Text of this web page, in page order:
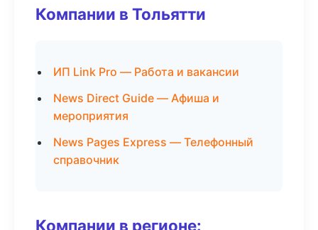
Компании в Тольятти
ИП Link Pro — Работа и вакансии
News Direct Guide — Афиша и
мероприятия
News Pages Express — Телефонный
справочник
Компании в регионе: